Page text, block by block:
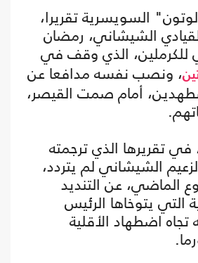
السويسرية تقريرا،
الشيشاني، رمضان
للكرملين، الذي وقف في
، ونصب نفسه مدافعا عن
أمام صمت القيصر،
تقريرها الذي ترجمته
إن الزعيم الشيشاني لم يتردد،
الماضي، عن التنديد
التي يتوخاها الرئيس
اضطهاد الأقلية